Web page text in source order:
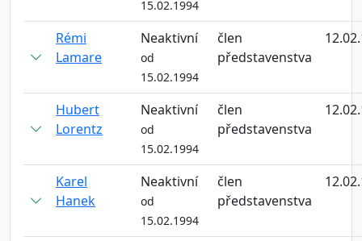
15.02.1994
Rémi
Lamare
Neaktivní
od
15.02.1994
člen
představenstva
Hubert
Lorentz
Neaktivní
od
15.02.1994
člen
představenstva
Karel
Hanek
Neaktivní
od
15.02.1994
člen
představenstva